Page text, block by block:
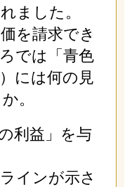
ました。
を請求でき
では「青色
には何の見
。
利益」を与
インが示さ